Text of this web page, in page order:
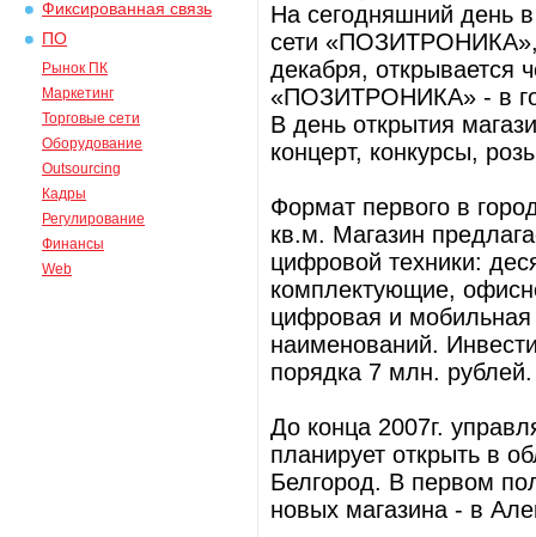
Фиксированная связь
ПО
Рынок ПК
Маркетинг
Торговые сети
Оборудование
Outsourcing
Кадры
Регулирование
Финансы
Web
На сегодняшний день в
сети «ПОЗИТРОНИКА»,
декабря, открывается
«ПОЗИТРОНИКА» - в
В день открытия
концерт, конкурсы,
Формат первого в
кв.м. Магазин
цифровой техники:
комплектующие,
цифровая и мобильная
наименований.
порядка 7 млн. рублей.
До конца 2007г.
планирует открыть в
Белгород. В первом
новых магазина - в